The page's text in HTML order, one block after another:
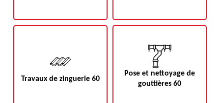
Travaux de zinguerie 60
Pose et nettoyage de
gouttières 60